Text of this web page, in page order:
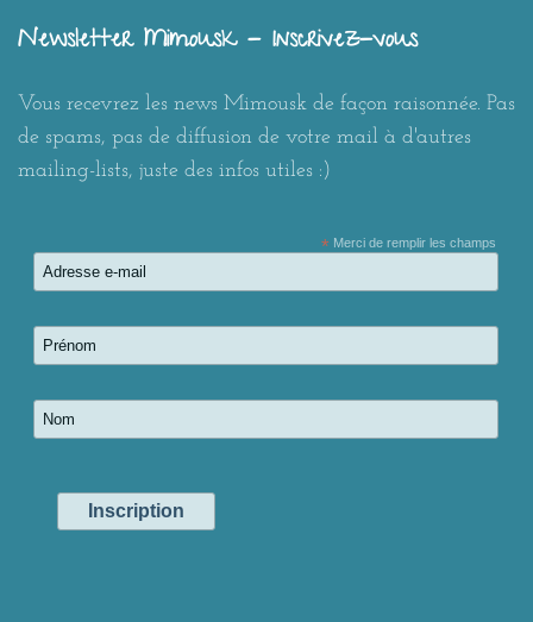
Newsletter Mimousk - Inscrivez-vous
Vous recevrez les news Mimousk de façon raisonnée. Pas
de spams, pas de diffusion de votre mail à d'autres
mailing-lists, juste des infos utiles :)
*Merci de remplir les champs